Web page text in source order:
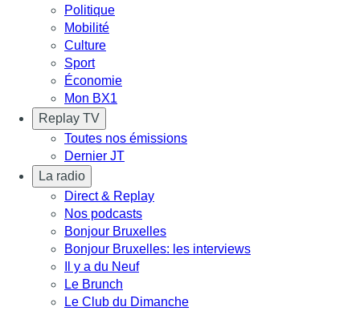
Politique
Mobilité
Culture
Sport
Économie
Mon BX1
Replay TV
Toutes nos émissions
Dernier JT
La radio
Direct & Replay
Nos podcasts
Bonjour Bruxelles
Bonjour Bruxelles: les interviews
Il y a du Neuf
Le Brunch
Le Club du Dimanche